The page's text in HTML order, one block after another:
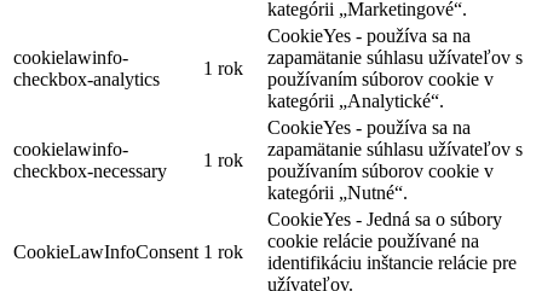
kategórii „Marketingové“.
cookielawinfo-
checkbox-analytics
1 rok
CookieYes - používa sa na
zapamätanie súhlasu užívateľov s
používaním súborov cookie v
kategórii „Analytické“.
cookielawinfo-
checkbox-necessary
1 rok
CookieYes - používa sa na
zapamätanie súhlasu užívateľov s
používaním súborov cookie v
kategórii „Nutné“.
CookieLawInfoConsent 1 rok
CookieYes - Jedná sa o súbory
cookie relácie používané na
identifikáciu inštancie relácie pre
užívateľov.